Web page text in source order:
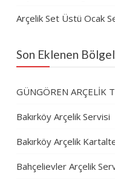
Arçelik Set Üstü Ocak
Son Eklenen
GÜNGÖREN ARÇELİK
Bakırköy Arçelik Servisi
Bakırköy Arçelik
Bahçelievler Arçelik